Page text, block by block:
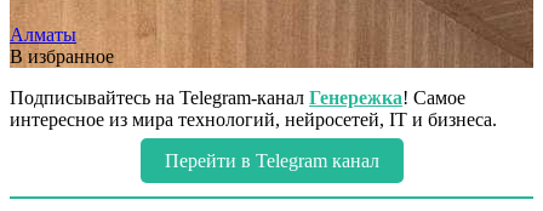
Алматы
В избранное
Подписывайтесь на Telegram-канал Генережка! Самое
интересное из мира технологий, нейросетей, IT и бизнеса.
Перейти в Telegram канал